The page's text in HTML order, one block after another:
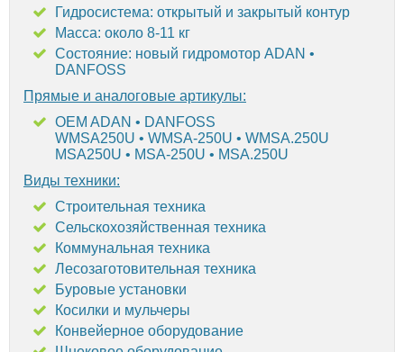
Гидросистема: открытый и закрытый контур
Масса: около 8-11 кг
Состояние: новый гидромотор ADAN •
DANFOSS
Прямые и аналоговые артикулы:
OEM ADAN • DANFOSS
WMSA250U • WMSA-250U • WMSA.250U
MSA250U • MSA-250U • MSA.250U
Виды техники:
Строительная техника
Сельскохозяйственная техника
Коммунальная техника
Лесозаготовительная техника
Буровые установки
Косилки и мульчеры
Конвейерное оборудование